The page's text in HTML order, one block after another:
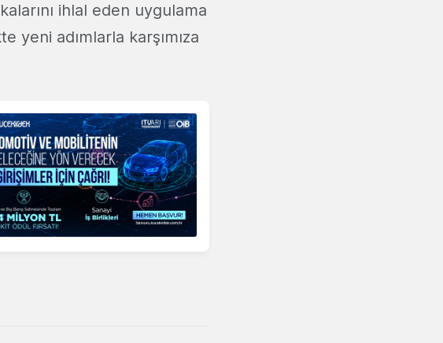
ihlal eden uygulama
yeni adımlarla karşımıza